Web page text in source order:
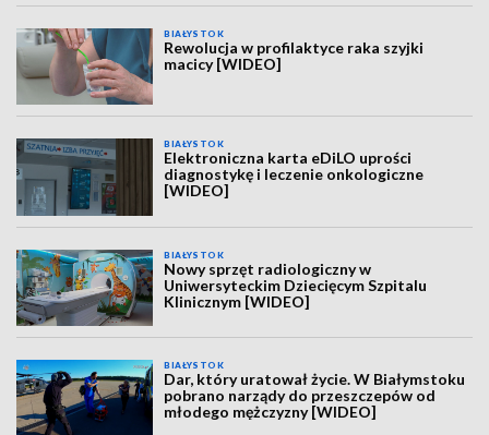
BIAŁYSTOK
Rewolucja w profilaktyce raka szyjki
macicy [WIDEO]
BIAŁYSTOK
Elektroniczna karta eDiLO uprości
diagnostykę i leczenie onkologiczne
[WIDEO]
BIAŁYSTOK
Nowy sprzęt radiologiczny w
Uniwersyteckim Dziecięcym Szpitalu
Klinicznym [WIDEO]
BIAŁYSTOK
Dar, który uratował życie. W Białymstoku
pobrano narządy do przeszczepów od
młodego mężczyzny [WIDEO]